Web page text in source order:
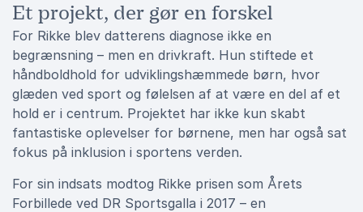
Et projekt, der gør en forskel
For Rikke blev datterens diagnose ikke en
begrænsning – men en drivkraft. Hun stiftede et
håndboldhold for udviklingshæmmede børn, hvor
glæden ved sport og følelsen af at være en del af et
hold er i centrum. Projektet har ikke kun skabt
fantastiske oplevelser for børnene, men har også sat
fokus på inklusion i sportens verden.
For sin indsats modtog Rikke prisen som Årets
Forbillede ved DR Sportsgalla i 2017 – en